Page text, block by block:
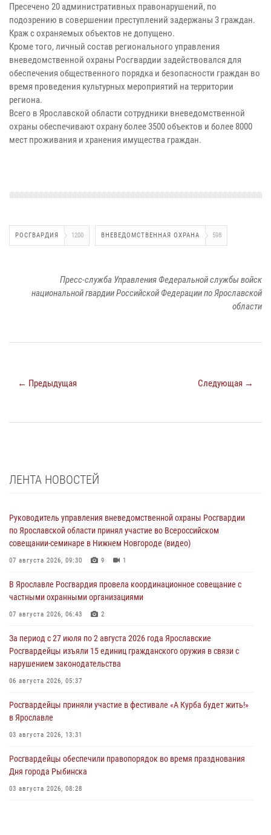
Пресечено 20 административных правонарушений, по
подозрению в совершении преступлений задержаны 3 граждан.
Краж с охраняемых объектов не допущено.
Кроме того, личный состав регионального управления
вневедомственной охраны Росгвардии задействовался для
обеспечения общественного порядка и безопасности граждан во
время проведения культурных мероприятий на территории
региона.
Всего в Ярославской области сотрудники вневедомственной
охраны обеспечивают охрану более 3500 объектов и более 8000
мест проживания и хранения имущества граждан.
РОСГВАРДИЯ 1200 ВНЕВЕДОМСТВЕННАЯ ОХРАНА 598
Пресс-служба Управления Федеральной службы войск
национальной гвардии Российской Федерации по Ярославской
области
← Предыдущая Следующая →
ЛЕНТА НОВОСТЕЙ
Руководитель управления вневедомственной охраны Росгвардии
по Ярославской области принял участие во Всероссийском
совещании-семинаре в Нижнем Новгороде (видео)
07 августа 2026, 09:30 9 1
В Ярославле Росгвардия провела координационное совещание с
частными охранными организациями
07 августа 2026, 06:43 2
За период с 27 июля по 2 августа 2026 года Ярославские
Росгвардейцы изъяли 15 единиц гражданского оружия в связи с
нарушением законодательства
06 августа 2026, 05:37
Росгвардейцы приняли участие в фестивале «А Курба будет жить!»
в Ярославле
03 августа 2026, 13:31
Росгвардейцы обеспечили правопорядок во время празднования
Дня города Рыбинска
03 августа 2026, 08:28